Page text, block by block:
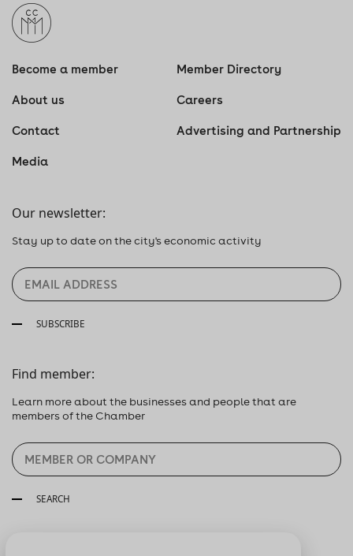
Become a member Member Directory
About us Careers
Contact Advertising and Partnership
Media
Our newsletter:
Stay up to date on the city's economic activity
SUBSCRIBE
Find member:
Learn more about the businesses and people that are
members of the Chamber
SEARCH